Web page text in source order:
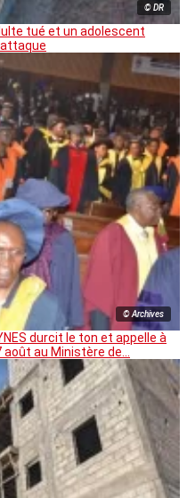
© DR
tué et un adolescent
attaque
© Archives
durcit le ton et appelle à
août au Ministère de…